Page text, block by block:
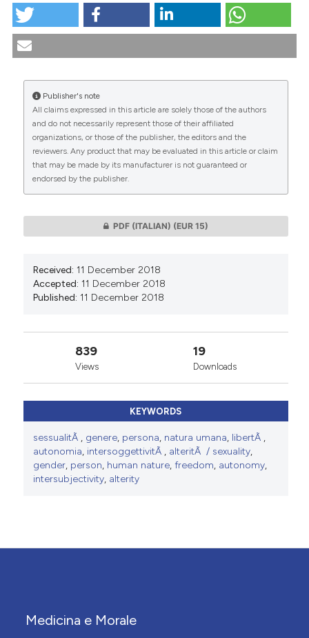
CITATIONS
0 0
L’identità sessuale della persona a cinquant’anni
https://doi.org/10.4081/mem.2018.556
More Citation Formats
Publisher's note
All claims expressed in this article are solely those of the authors
and do not necessarily represent those of their affiliated
organizations, or those of the publisher, the editors and the
reviewers. Any product that may be evaluated in this article or claim
that may be made by its manufacturer is not guaranteed or
endorsed by the publisher.
PDF (ITALIAN) (EUR 15)
Received: 11 December 2018
Accepted: 11 December 2018
Published: 11 December 2018
839
Views
19
Downloads
KEYWORDS
sessualitÃ , genere, persona, natura umana, libertÃ ,
autonomia, intersoggettivitÃ , alteritÃ / sexuality,
gender, person, human nature, freedom, autonomy,
intersubjectivity, alterity
Medicina e Morale